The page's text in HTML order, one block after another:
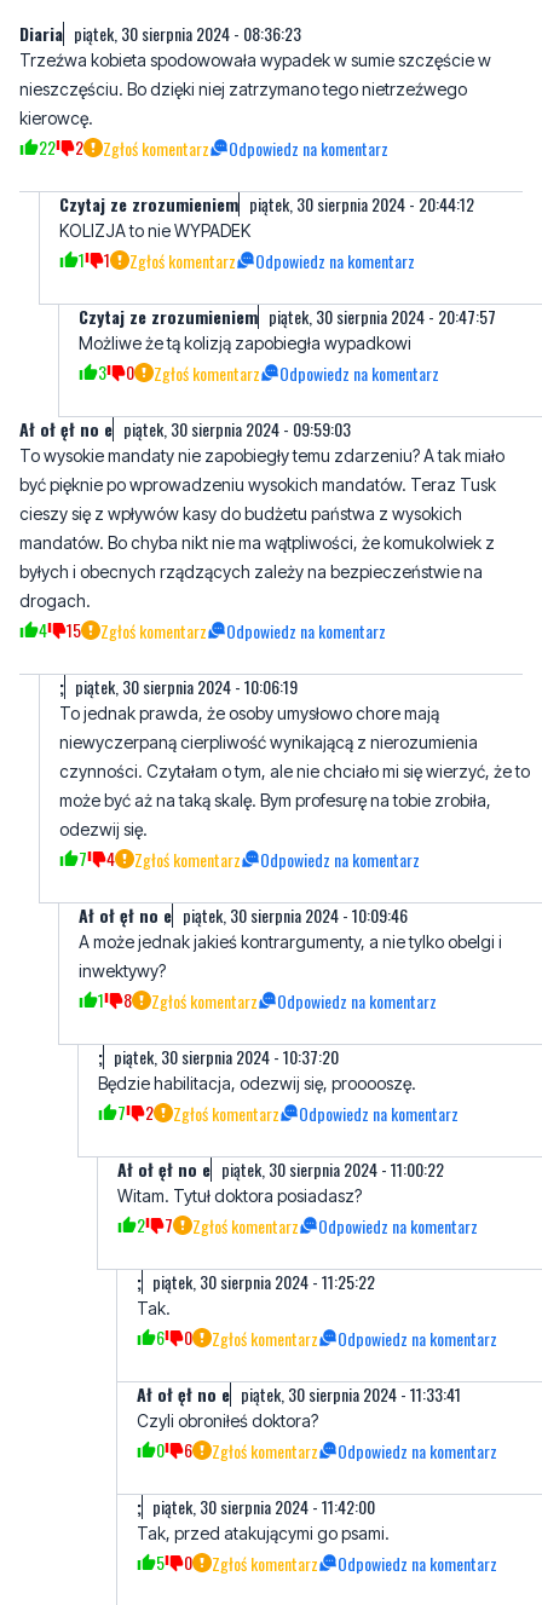
Diaria piątek, 30 sierpnia 2024 - 08:36:23
Trzeźwa kobieta spodowowała wypadek w sumie szczęście w
nieszczęściu. Bo dzięki niej zatrzymano tego nietrzeźwego
kierowcę.
22 2 Zgłoś komentarz Odpowiedz na komentarz
Czytaj ze zrozumieniem piątek, 30 sierpnia 2024 - 20:44:12
KOLIZJA to nie WYPADEK
1 1 Zgłoś komentarz Odpowiedz na komentarz
Czytaj ze zrozumieniem piątek, 30 sierpnia 2024 - 20:47:57
Możliwe że tą kolizją zapobiegła wypadkowi
3 0 Zgłoś komentarz Odpowiedz na komentarz
Ał oł ęł no e piątek, 30 sierpnia 2024 - 09:59:03
To wysokie mandaty nie zapobiegły temu zdarzeniu? A tak miało
być pięknie po wprowadzeniu wysokich mandatów. Teraz Tusk
cieszy się z wpływów kasy do budżetu państwa z wysokich
mandatów. Bo chyba nikt nie ma wątpliwości, że komukolwiek z
byłych i obecnych rządzących zależy na bezpieczeństwie na
drogach.
4 15 Zgłoś komentarz Odpowiedz na komentarz
; piątek, 30 sierpnia 2024 - 10:06:19
To jednak prawda, że osoby umysłowo chore mają
niewyczerpaną cierpliwość wynikającą z nierozumienia
czynności. Czytałam o tym, ale nie chciało mi się wierzyć, że to
może być aż na taką skalę. Bym profesurę na tobie zrobiła,
odezwij się.
7 4 Zgłoś komentarz Odpowiedz na komentarz
Ał oł ęł no e piątek, 30 sierpnia 2024 - 10:09:46
A może jednak jakieś kontrargumenty, a nie tylko obelgi i
inwektywy?
1 8 Zgłoś komentarz Odpowiedz na komentarz
; piątek, 30 sierpnia 2024 - 10:37:20
Będzie habilitacja, odezwij się, prooooszę.
7 2 Zgłoś komentarz Odpowiedz na komentarz
Ał oł ęł no e piątek, 30 sierpnia 2024 - 11:00:22
Witam. Tytuł doktora posiadasz?
2 7 Zgłoś komentarz Odpowiedz na komentarz
; piątek, 30 sierpnia 2024 - 11:25:22
Tak.
6 0 Zgłoś komentarz Odpowiedz na komentarz
Ał oł ęł no e piątek, 30 sierpnia 2024 - 11:33:41
Czyli obroniłeś doktora?
0 6 Zgłoś komentarz Odpowiedz na komentarz
; piątek, 30 sierpnia 2024 - 11:42:00
Tak, przed atakującymi go psami.
5 0 Zgłoś komentarz Odpowiedz na komentarz